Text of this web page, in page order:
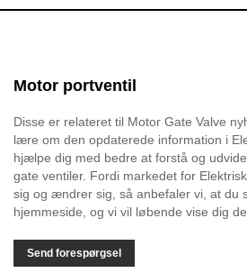
Motor portventil
Disse er relateret til Motor Gate Valve
lære om den opdaterede information i
hjælpe dig med bedre at forstå og
gate ventiler. Fordi markedet for
sig og ændrer sig, så anbefaler vi, at du
hjemmeside, og vi vil løbende vise dig
Send forespørgsel